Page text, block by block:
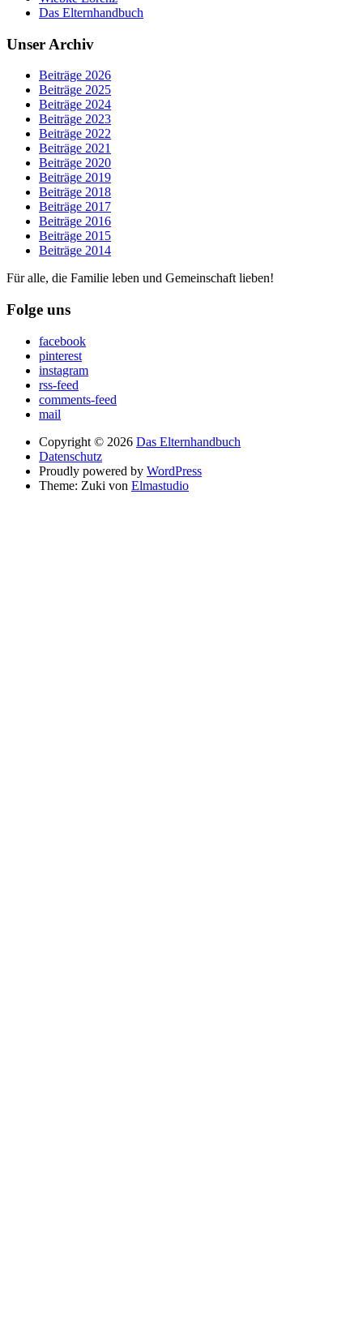
Das Elternhandbuch
Unser Archiv
Beiträge 2026
Beiträge 2025
Beiträge 2024
Beiträge 2023
Beiträge 2022
Beiträge 2021
Beiträge 2020
Beiträge 2019
Beiträge 2018
Beiträge 2017
Beiträge 2016
Beiträge 2015
Beiträge 2014
Für alle, die Familie leben und Gemeinschaft lieben!
Folge uns
facebook
pinterest
instagram
rss-feed
comments-feed
mail
Copyright © 2026 Das Elternhandbuch
Datenschutz
Proudly powered by WordPress
Theme: Zuki von Elmastudio